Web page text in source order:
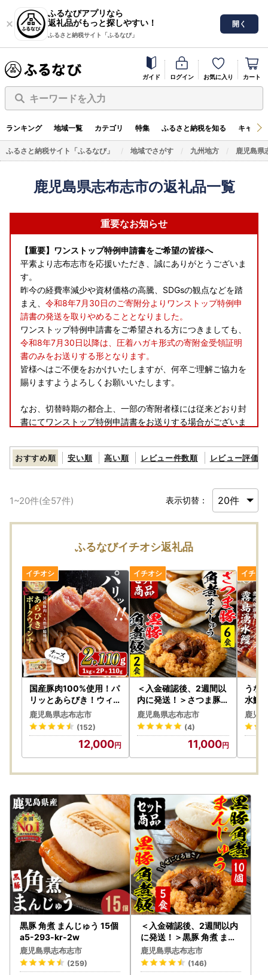
ふるなびアプリなら
返礼品がもっと探しやすい！
ふるさと納税サイト「ふるなび」
開く
ガイド ログイン お気に入り カート
キーワードを入力
ランキング 地域一覧 カテゴリ 特集 ふるさと納税を知る キャン
ふるさと納税サイト「ふるなび」 地域でさがす 九州地方 鹿児島県
鹿児島県志布志市の返礼品一覧
重要なお知らせ
【重要】ワンストップ特例申請書をご希望の皆様へ
平素より志布志市を応援いただき、誠にありがとうございま
す。
昨今の経費率減少や資材価格の高騰、SDGsの観点などを踏
まえ、 令和8年7月30日のご寄附分よりワンストップ特例申
請書の発送を取りやめることとなりました。
ワンストップ特例申請書をご希望される方につきましても、
令和8年7月30日以降は、圧着ハガキ形式の寄附金受領証明
書のみをお送りする形となります。
皆様へはご不便をおかけいたしますが、何卒ご理解ご協力を
賜りますようよろしくお願いいたします。
なお、切替時期の都合上、一部の寄附者様には従来どおり封
書にてワンストップ特例申請書をお送りする場合がございま
【ご寄附の前に必ずご確認くださいませ】
・返礼品到着後は速やかに中身をご確認をお願いいたしま
す。
発送には万全を期しておりますが、万が一返礼品に不良・破
損・誤納品などございましたら、＜返礼品到着後、翌日中ま
でに写真(画像)を添付＞のうえメールにてお問合せ先までご
連絡くださいませ。
日数が経ったものに関しましてはご対応いたしかねる場合が
ございます。
・寄附者様の転居等による転送にかかる諸経費につきまして
は寄附者様負担となります。
志布志市では負担いたしかねますため、予めご了承のうえ、
ご寄附賜りますようよろしくお願い申し上げます。
・不在日が事前にお分かりの場合は、備考欄にご入力くださ
い。なお、志布志市では、原則入金確認後翌月までの配送と
させていただいております。
つきまして不在日の入力は、入金確認後翌月までの範囲内で
お願いいたします。
入金確認後翌々月以降の設定をされますと、お礼品の価格変
動や在庫の確保が困難となり
お礼品をお届けできませんのでご理解いただきますよう、よ
ろしくお願い申し上げます。
ドをご利用の方は通知カードに記載された氏名、住所等が住
カードをマイナンバーを証明する書類として利用することが
可能です。
以上をご了承の上、お申し込みくださいますようお願い申し
上げます。
【自治体マイページについて】
ふるさと納税にまつわる便利な機能を無料で利用できる「自
治体マイページ」が、2022年9月にリニューアル＆再開しま
した！
・寄附状況の確認
・完全オンラインでのワンストップ特例申請
おすすめ順 安い順 高い順 レビュー件数順 レビュー評価順
1~20件(全57件) 表示切替：
ふるなびイチオシ返礼品
国産豚肉100%使用！パ
リッとあらびき！ウィン
ナー2,110g(ウインナー
1kg×2袋・チーズウイ
ンナー4本) a2-134
鹿児島県志布志市
(152)
12,000
＜入金確認後、2週間以
内に発送！＞さつま豚角
煮まんじゅう（6個）黒
豚角煮飯（2個）セット
a1-074-2w
鹿児島県志布志市
(4)
11,000
うな
水鰻
b0-
鹿児
黒豚 角煮 まんじゅう 15個
a5-293-kr-2w
鹿児島県志布志市
(259)
＜入金確認後、2週間以内
に発送！＞黒豚 角煮 まん
じゅう 角煮飯セット a5-2
86-2w
鹿児島県志布志市
(146)